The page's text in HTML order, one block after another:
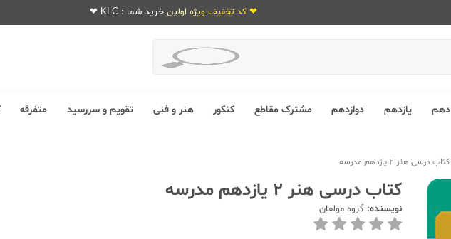
❤ کد تخفیف ویژه اولین خرید شما : KLC ❤
دهم یازدهم دوازدهم مشترک مقاطع کنکور هنر و فنی تقویم و سررسید متفرقه
کتاب درسی هنر 2 یازدهم مدرسه
کتاب درسی هنر 2 یازدهم مدرسه
نویسنده: گروه مولفان